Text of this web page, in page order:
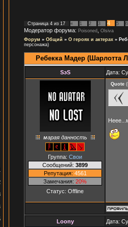
Страница 4 из 17 « 1 2 3 4 5 6
Модератор форума: Poisoned
Olsiva
Форум » Общий » О героях и актерах »
персонажа)
Ребекка Мадер (Шарлотта
SэS Дата:
марая данность
Группа: Свои
Сообщений: 3899
Репутация: 4561
Замечания: 20%
Статус: Offline
Quote (
Loony Дата: